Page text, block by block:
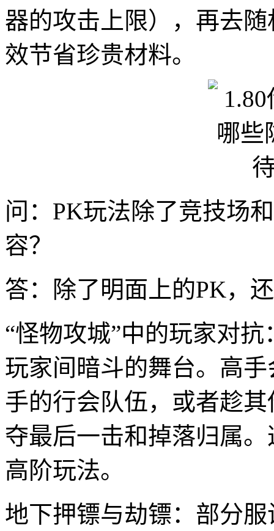
器的攻击上限），再去
效节省珍贵材料。
问：PK玩法除了竞技场
容？
答：除了明面上的PK，
“怪物攻城”中的玩家对
玩家间暗斗的舞台。高
手的行会队伍，或者趁
夺最后一击和掉落归属
高阶玩法。
地下押镖与劫镖：部分